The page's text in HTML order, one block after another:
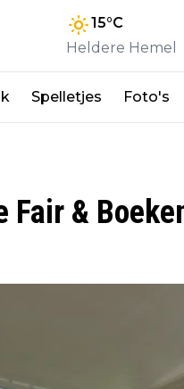
15°C
Heldere Hemel
Spelletjes Foto's
Fair &